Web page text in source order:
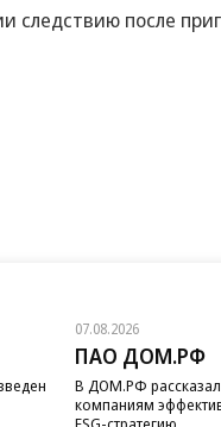
следствию после
07.08.2026
ПАО ДОМ.РФ
В ДОМ.РФ
компаниям